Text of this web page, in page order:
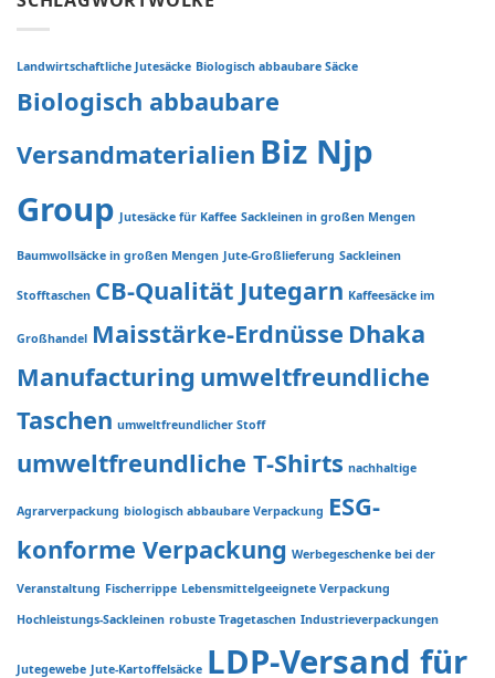
Premier
Supplier
in
Bangladesh
Landwirtschaftliche Jutesäcke Biologisch abbaubare Säcke
Biologisch abbaubare
Versandmaterialien Biz Njp
Group Jutesäcke für Kaffee Sackleinen in großen Mengen
Baumwollsäcke in großen Mengen Jute-Großlieferung Sackleinen
Stofftaschen CB-Qualität Jutegarn Kaffeesäcke im
Großhandel Maisstärke-Erdnüsse Dhaka
Manufacturing umweltfreundliche
Taschen umweltfreundlicher Stoff
umweltfreundliche T-Shirts nachhaltige
Agrarverpackung biologisch abbaubare Verpackung ESG-
konforme Verpackung Werbegeschenke bei der
Veranstaltung Fischerrippe Lebensmittelgeeignete Verpackung
Hochleistungs-Sackleinen robuste Tragetaschen Industrieverpackungen
Jutegewebe Jute-Kartoffelsäcke LDP-Versand für